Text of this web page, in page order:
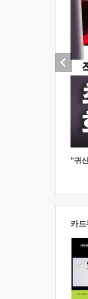
"귀
카드